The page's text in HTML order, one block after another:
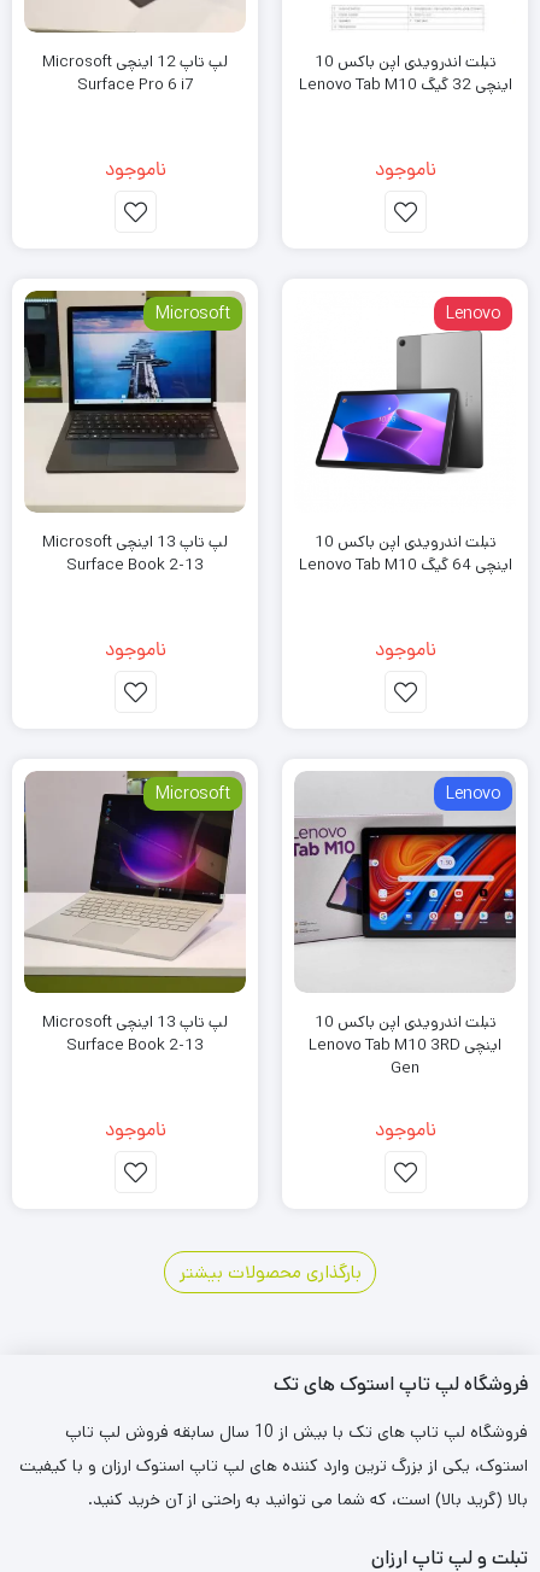
تبلت اندرویدی اپن باکس 10
اینچی 32 گیگ Lenovo Tab M10
ناموجود
لپ تاپ 12 اینچی Microsoft
Surface Pro 6 i7
ناموجود
Lenovo
تبلت اندرویدی اپن باکس 10
اینچی 64 گیگ Lenovo Tab M10
ناموجود
Microsoft
لپ تاپ 13 اینچی Microsoft
Surface Book 2-13
ناموجود
Lenovo
تبلت اندرویدی اپن باکس 10
اینچی Lenovo Tab M10 3RD
Gen
ناموجود
Microsoft
لپ تاپ 13 اینچی Microsoft
Surface Book 2-13
ناموجود
2
3
4
5بارگذاری محصولات بیشتر
فروشگاه لپ تاپ استوک های تک
فروشگاه لپ تاپ های تک با بیش از 10 سال سابقه فروش لپ تاپ
استوک، یکی از بزرگ ترین وارد کننده های لپ تاپ استوک ارزان و با کیفیت
بالا (گرید بالا) است، که شما می توانید به راحتی از آن خرید کنید.
تبلت و لپ تاپ ارزان